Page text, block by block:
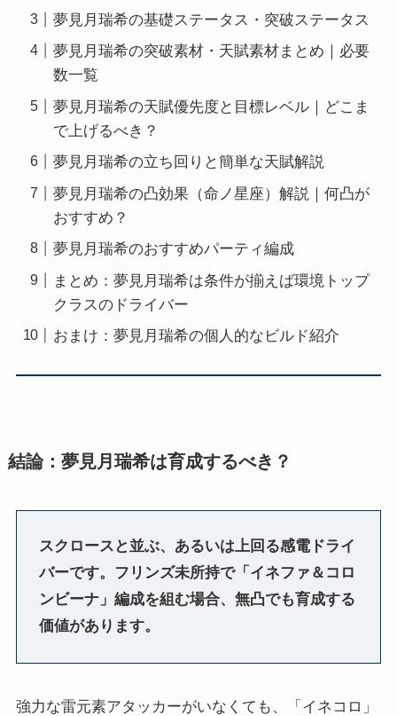
夢見月瑞希の基礎ステータス・突破ステータス
夢見月瑞希の突破素材・天賦素材まとめ｜必要
数一覧
夢見月瑞希の天賦優先度と目標レベル｜どこま
で上げるべき？
夢見月瑞希の立ち回りと簡単な天賦解説
夢見月瑞希の凸効果（命ノ星座）解説｜何凸が
おすすめ？
夢見月瑞希のおすすめパーティ編成
まとめ：夢見月瑞希は条件が揃えば環境トップ
クラスのドライバー
おまけ：夢見月瑞希の個人的なビルド紹介
結論：夢見月瑞希は育成するべき？
スクロースと並ぶ、あるいは上回る感電ドライ
バーです。フリンズ未所持で「イネファ＆コロ
ンビーナ」編成を組む場合、無凸でも育成する
価値があります。
強力な雷元素アタッカーがいなくても、「イネコロ」